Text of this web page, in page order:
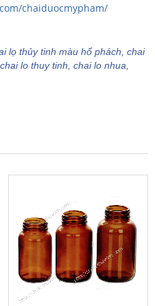
chaiduocmypham/
lọ thủy tinh màu hổ phách, chai
chai lo thuy tinh, chai lo nhua,